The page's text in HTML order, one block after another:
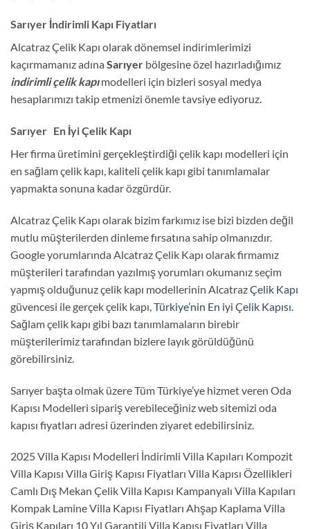
Sarıyer İndirimli Kapı Fiyatları
Alcatraz Çelik Kapı olarak dönemsel indirimlerimizi
kaçırmamanız adına Sarıyer bölgesine özel hazırladığımız
indirimli çelik kapımodelleri için bizleri sosyal medya
hesaplarımızı takip etmenizi önemle tavsiye ediyoruz.
Sarıyer En İyi Çelik Kapı
Her firma üretimini gerçekleştirdiği çelik kapı modelleri için
en sağlam çelik kapı, kaliteli çelik kapı gibi tanımlamalar
yapmakta sonuna kadar özgürdür.
Alcatraz Çelik Kapı olarak bizim farkımız ise bizi bizden değil
mutlu müşterilerden dinleme fırsatına sahip olmanızdır.
Google yorumlarında Alcatraz Çelik Kapı olarak firmamız
müşterileri tarafından yazılmış yorumları okumanız seçim
yapmış olduğunuz çelik kapı modellerinin AlcatrazÇelik Kapı
güvencesi ile gerçek çelik kapı,Türkiye’nin En iyi Çelik Kapısı.
Sağlam çelik kapı gibi bazı tanımlamaların birebir
müşterilerimiz tarafından bizlere layık görüldüğünü
görebilirsiniz.
Sarıyer başta olmak üzere Tüm Türkiye’ye hizmet veren Oda
Kapısı Modelleri sipariş verebileceğiniz web sitemizi oda
kapısı fiyatları adresi üzerinden ziyaret edebilirsiniz.
2025 Villa Kapısı Modelleri İndirimli Villa Kapıları Kompozit
Villa Kapısı Villa Giriş Kapısı Fiyatları Villa Kapısı Özellikleri
Camlı Dış Mekan Çelik Villa Kapısı Kampanyalı Villa Kapıları
Kompak Lamine Villa Kapısı Fiyatları Ahşap Kaplama Villa
Giriş Kapıları 10 Yıl Garantili Villa Kapısı Fiyatları Villa